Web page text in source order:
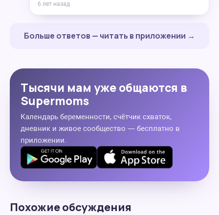
6 лет назад
Больше ответов — читать в приложении →
Тысячи мам уже общаются в
Supermoms
Календарь беременности, счётчик схваток,
дневник и живое сообщество — бесплатно в
приложении.
Похожие обсуждения